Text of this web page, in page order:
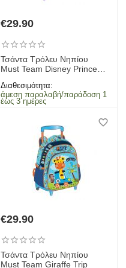
€29.90
Τσάντα Τρόλευ Νηπίου
Must Team Disney Princess
Διαθεσιμότητα:
άμεση παραλαβή/παράδοση 1
έως 3 ημέρες
€29.90
Τσάντα Τρόλευ Νηπίου
Must Team Giraffe Trip